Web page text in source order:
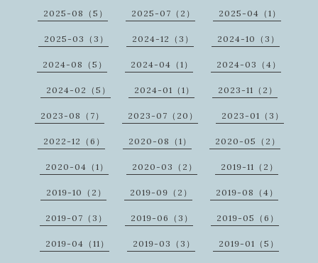
2025-08（5） 2025-07（2） 2025-04（1）
2025-03（3） 2024-12（3） 2024-10（3）
2024-08（5） 2024-04（1） 2024-03（4）
2024-02（5） 2024-01（1） 2023-11（2）
2023-08（7） 2023-07（20） 2023-01（3）
2022-12（6） 2020-08（1） 2020-05（2）
2020-04（1） 2020-03（2） 2019-11（2）
2019-10（2） 2019-09（2） 2019-08（4）
2019-07（3） 2019-06（3） 2019-05（6）
2019-04（11） 2019-03（3） 2019-01（5）